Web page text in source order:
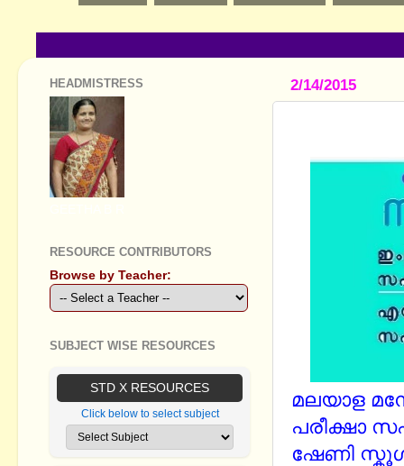
2/14/2015
മലയാള
പരീക്ഷാ
ഷേണി
HEADMISTRESS
RESOURCE CONTRIBUTORS
Browse by Teacher:
SUBJECT WISE RESOURCES
STD X RESOURCES
Click below to select subject